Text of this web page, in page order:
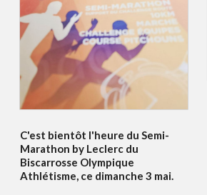
C'est bientôt l'heure du Semi-
Marathon by Leclerc du
Biscarrosse Olympique
Athlétisme, ce dimanche 3 mai.